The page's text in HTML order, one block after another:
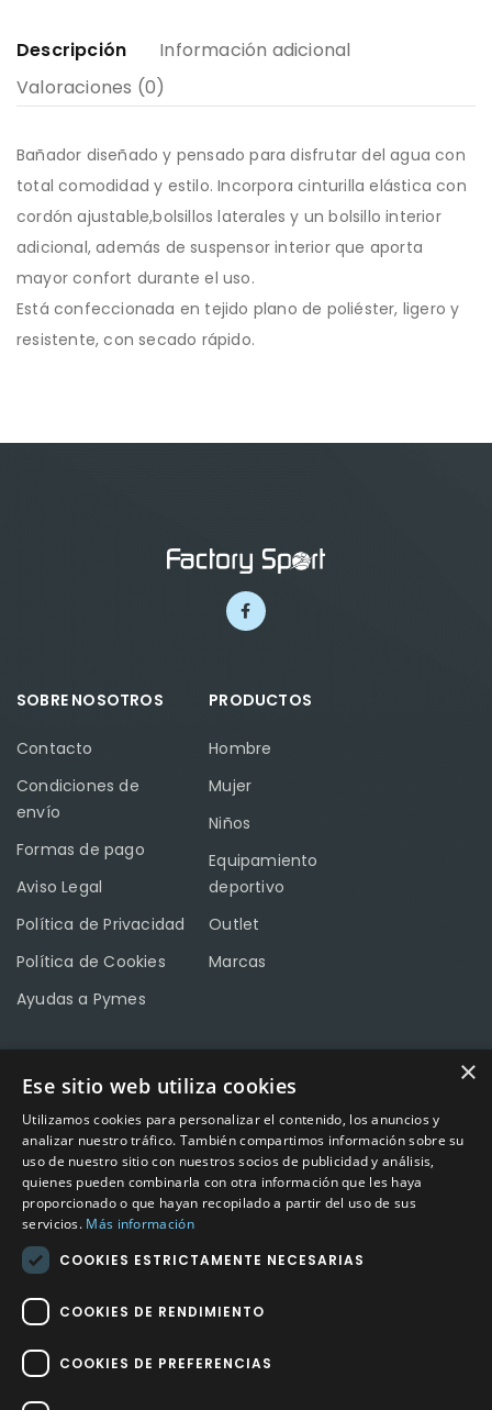
Descripción
Información adicional
Valoraciones (0)
Bañador diseñado y pensado para disfrutar del agua con
total comodidad y estilo. Incorpora cinturilla elástica con
cordón ajustable,bolsillos laterales y un bolsillo interior
adicional, además de suspensor interior que aporta
mayor confort durante el uso.
Está confeccionada en tejido plano de poliéster, ligero y
resistente, con secado rápido.
SOBRE NOSOTROS
Contacto
Condiciones de
envío
Formas de pago
Aviso Legal
Política de Privacidad
Política de Cookies
Ayudas a Pymes
PRODUCTOS
Hombre
Mujer
Niños
Equipamiento
deportivo
Outlet
Marcas
CONTACTO
Calle Méndez Núñez nº3 – Fuente Palmera 14120 Córdoba
Teléfono957 04 96 57
Emailinfo@factory-sport.es
HORARIO COMERCIAL
Lunes a viernes
10:00 a 14:00 / 18:00 a 21:00
×
Ese sitio web utiliza cookies
Utilizamos cookies para personalizar el contenido, los anuncios y
analizar nuestro tráfico. También compartimos información sobre su
uso de nuestro sitio con nuestros socios de publicidad y análisis,
quienes pueden combinarla con otra información que les haya
proporcionado o que hayan recopilado a partir del uso de sus
servicios. Más información
COOKIES ESTRICTAMENTE NECESARIAS
COOKIES DE RENDIMIENTO
COOKIES DE PREFERENCIAS